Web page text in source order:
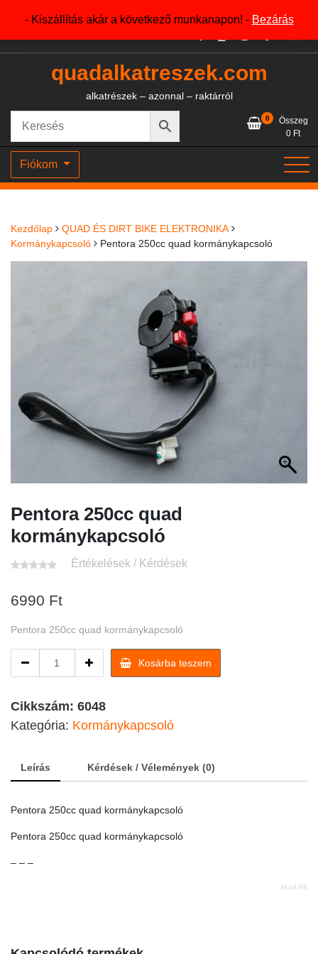
- Kiszállítás akár a következő munkanapon! - Bezárás
+36204327386
quadalkatreszek.com
alkatrészek – azonnal – raktárról
0
Összeg
0 Ft
Fiókom
Kezdőlap
QUAD ÉS DIRT BIKE ELEKTRONIKA
Kormánykapcsoló
Pentora 250cc quad kormánykapcsoló
Pentora 250cc quad
kormánykapcsoló
Értékelések / Kérdések
6990 Ft
Pentora 250cc quad kormánykapcsoló
250cc
kormánykapcsoló
Kosárba teszem
Cikkszám: 6048
Kategória: Kormánykapcsoló
Leírás Kérdések / Vélemények (0)
Pentora 250cc quad kormánykapcsoló
Pentora 250cc quad kormánykapcsoló
– – –
kkod:98